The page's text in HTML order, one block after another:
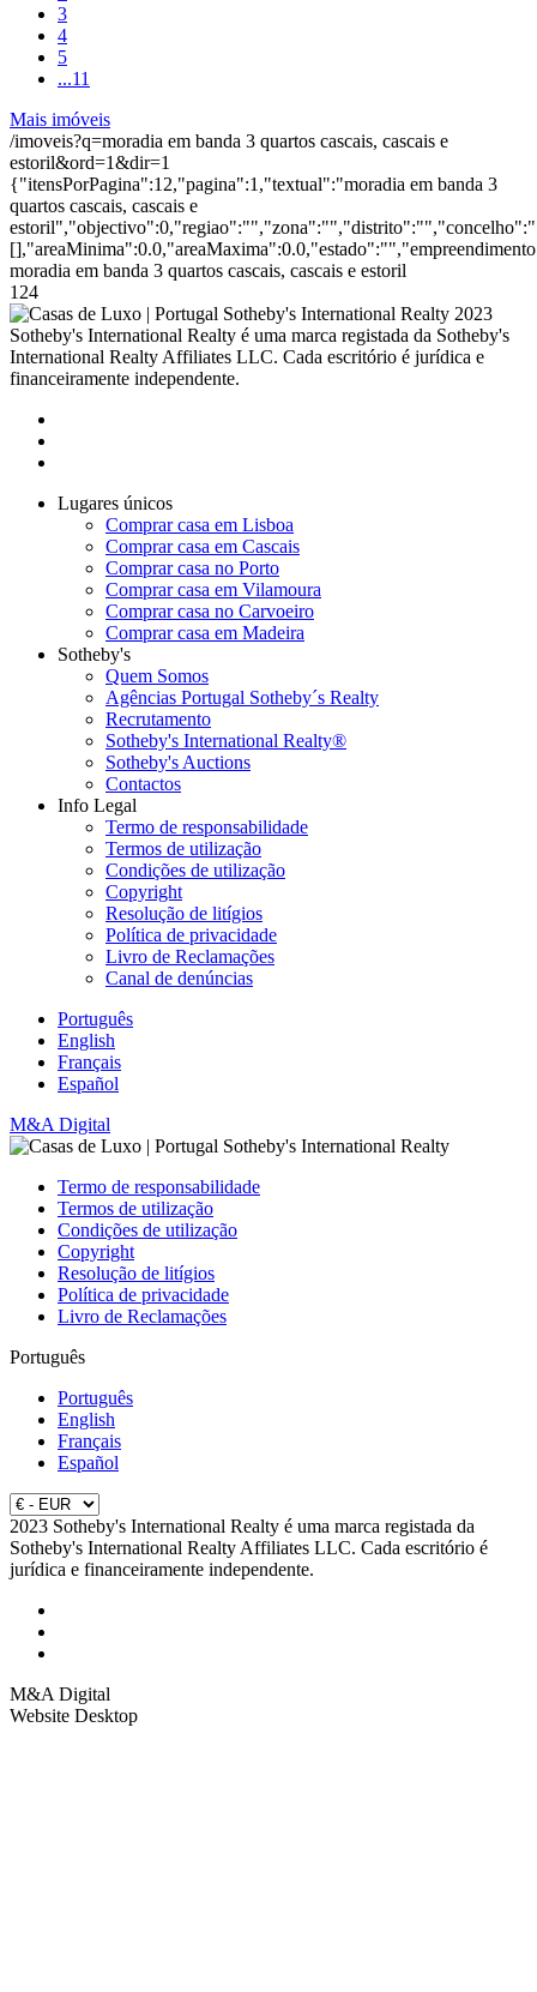
3
4
5
...11
Mais imóveis
/imoveis?q=moradia em banda 3 quartos cascais, cascais e
estoril&ord=1&dir=1
{"itensPorPagina":12,"pagina":1,"textual":"moradia em banda 3
quartos cascais, cascais e
moradia em banda 3 quartos cascais, cascais e estoril
124
2023
Sotheby's International Realty é uma marca registada da Sotheby's
International Realty Affiliates LLC. Cada escritório é jurídica e
financeiramente independente.
Lugares únicos
Comprar casa em Lisboa
Comprar casa em Cascais
Comprar casa no Porto
Comprar casa em Vilamoura
Comprar casa no Carvoeiro
Comprar casa em Madeira
Sotheby's
Quem Somos
Agências Portugal Sotheby´s Realty
Recrutamento
Sotheby's International Realty®
Sotheby's Auctions
Contactos
Info Legal
Termo de responsabilidade
Termos de utilização
Condições de utilização
Copyright
Resolução de litígios
Política de privacidade
Livro de Reclamações
Canal de denúncias
Português
English
Français
Español
M&A Digital
Termo de responsabilidade
Termos de utilização
Condições de utilização
Copyright
Resolução de litígios
Política de privacidade
Livro de Reclamações
Português
Português
English
Français
Español
2023 Sotheby's International Realty é uma marca registada da
Sotheby's International Realty Affiliates LLC. Cada escritório é
jurídica e financeiramente independente.
M&A Digital
Website Desktop